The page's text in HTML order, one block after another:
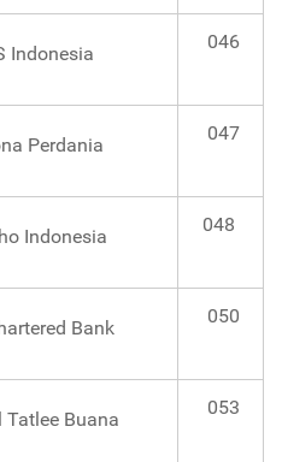
Indonesia
046
Perdania
047
Indonesia
048
Bank
050
Tatlee Buana
053